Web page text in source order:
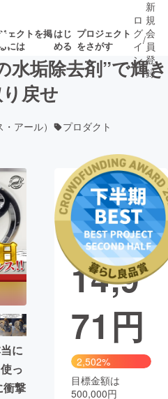
ェクトを掲
には
はじ
める
プロジェクト
をさがす
募集終了が近いプ
ロジェクト
されます
音楽
ェット ゲーム・サ
書籍・雑誌
チャレンジ
性化
CAMPFIRE Creation
ロ
グ
イ
ン
/
新
規
会
員
登
録
水垢除去剤”で輝き
戻せ
アール） プロダクト
に
っ
衝撃
現在の支援総
額
12,5
14,9
71 円
2,502%
目標金額は
500,000円